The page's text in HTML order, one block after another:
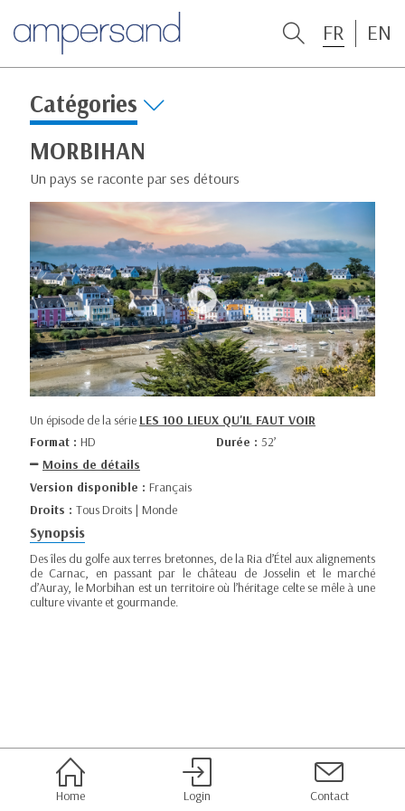
FR EN
Catégories
MORBIHAN
Un pays se raconte par ses détours
Un épisode de la série LES 100 LIEUX QU'IL FAUT VOIR
Format : HD Durée : 52’
Moins de détails
Version disponible : Français
Droits : Tous Droits | Monde
Synopsis
Des îles du golfe aux terres bretonnes, de la Ria d’Étel aux alignements
de Carnac, en passant par le château de Josselin et le marché
d’Auray, le Morbihan est un territoire où l’héritage celte se mêle à une
culture vivante et gourmande.
Home Login Contact